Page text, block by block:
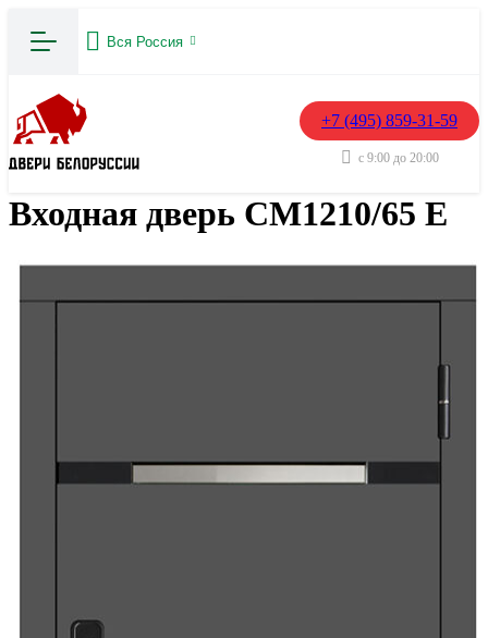
Вся Россия
+7 (495) 859-31-59
с 9:00 до 20:00
Входная дверь CМ1210/65 Е